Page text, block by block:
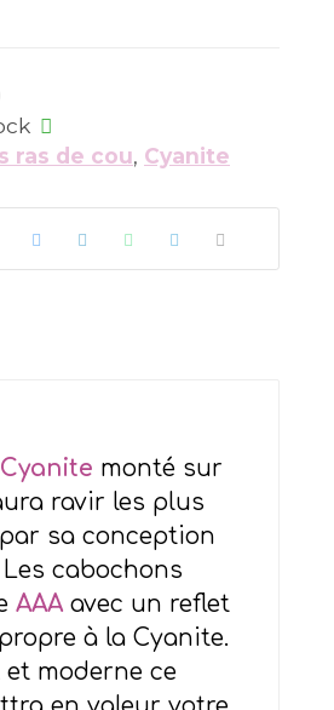
ras de cou, Cyanite
monté sur
ravir les plus
sa conception
cabochons
AAA avec un reflet
à la Cyanite.
moderne ce